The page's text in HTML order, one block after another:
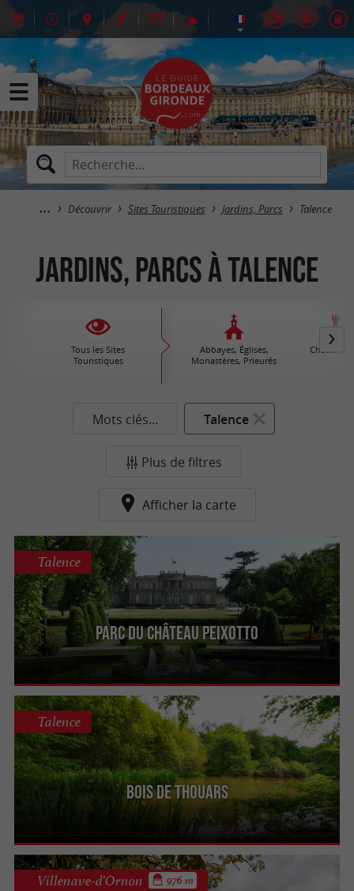
Découvrir Sites Touristiques Jardins, Parcs Talence
Jardins, Parcs à Talence
Tous les Sites
Touristiques
Abbayes, Églises,
Monastères, Prieurés
Châteaux
Mots clés... Talence
Plus de filtres
Afficher la carte
Parc du Château Peixotto
Talence
Bois de Thouars
Talence
Villenave-d'Ornon 976 m